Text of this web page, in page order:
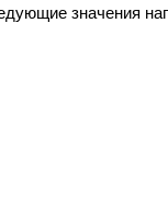
значения